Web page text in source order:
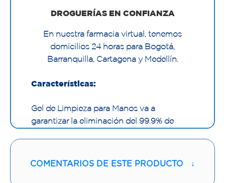
DROGUERÍAS EN CONFIANZA
En nuestra farmacia virtual, tenemos
domicilios 24 horas para Bogotá,
Barranquilla, Cartagena y Medellín.
Características:
Gel de Limpieza para Manos va a
garantizar la eliminación del 99.9% de
sinergia del Alcohol Denat al 60% y el
COMENTARIOS DE ESTE PRODUCTO ↓